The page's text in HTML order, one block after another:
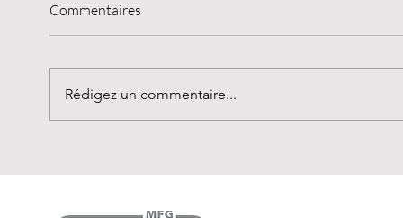
s’entraider là où c’est
Commentaires
Rédigez un commentaire...